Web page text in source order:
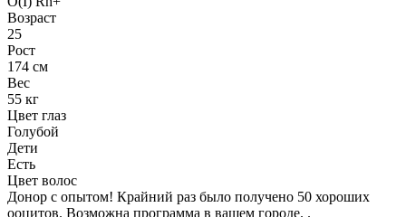
Возраст
25
Рост
174 см
Вес
55 кг
Цвет глаз
Голубой
Дети
Есть
Цвет волос
Донор с опытом! Крайний раз было получено 50 хороших
ооцитов. Возможна программа в вашем городе. .